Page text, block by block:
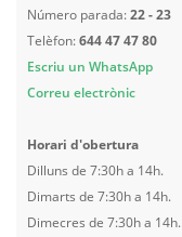
Número parada:22 - 23
Telèfon:644 47 47 80
Escriu un WhatsApp
Correu electrònic
Horari d'obertura
Dilluns de 7:30h a 14h.
Dimarts de 7:30h a 14h.
Dimecres de 7:30h a 14h.